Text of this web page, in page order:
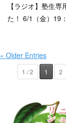
【ラジオ】塾生
た！ 6/1（金）19
« Older Entries
1 / 2 1 2